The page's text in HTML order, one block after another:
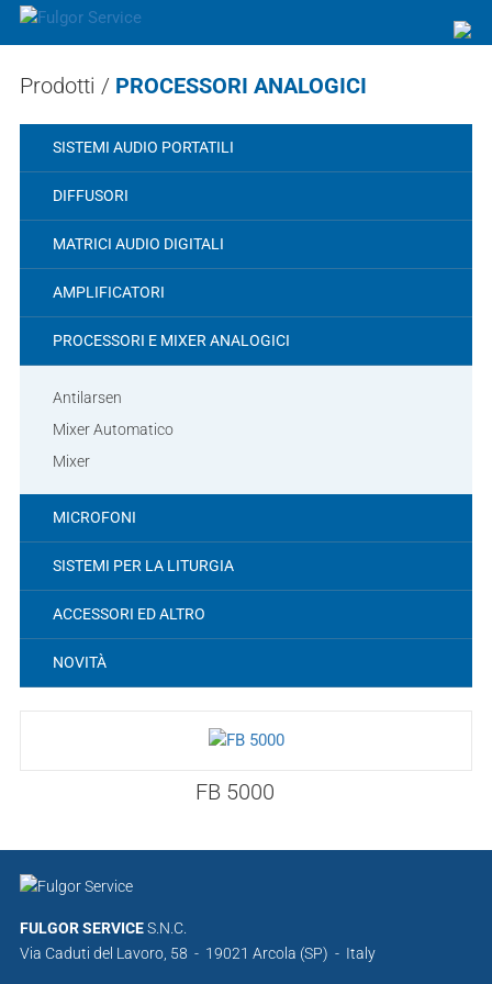
Prodotti / PROCESSORI ANALOGICI
SISTEMI AUDIO PORTATILI
DIFFUSORI
MATRICI AUDIO DIGITALI
AMPLIFICATORI
PROCESSORI E MIXER ANALOGICI
Antilarsen
Mixer Automatico
Mixer
MICROFONI
SISTEMI PER LA LITURGIA
ACCESSORI ED ALTRO
NOVITÀ
FB 5000
FULGOR SERVICES.N.C.
Via Caduti del Lavoro, 58 - 19021 Arcola (SP) - Italy